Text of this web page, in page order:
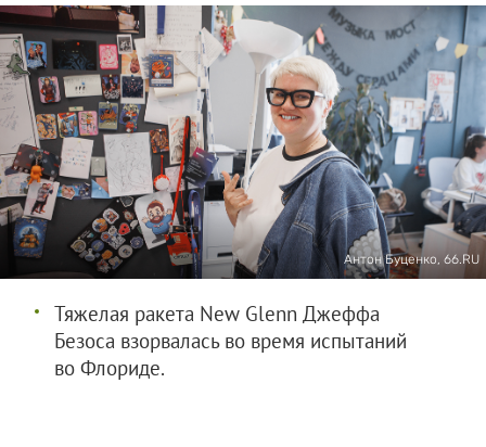
Антон Буценко, 66.RU
Тяжелая ракета New Glenn Джеффа
Безоса взорвалась во время испытаний
во Флориде.